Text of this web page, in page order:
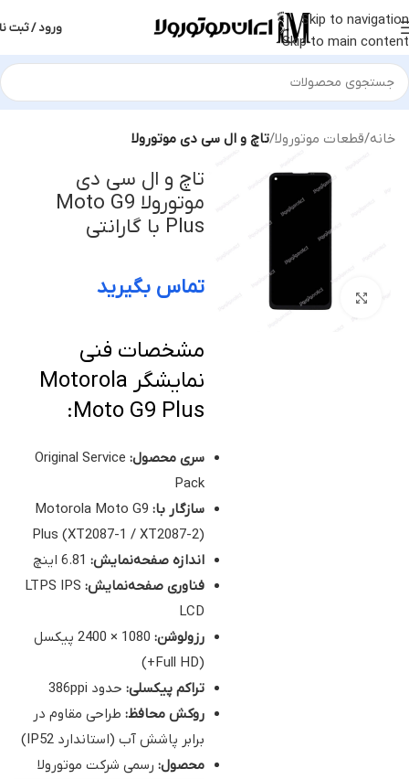
Skip to navigation
Skip to main content
ورود / ثبت
خانه قطعات موتورولا تاچ و ال سی دی موتورولا
بزرگنمایی تصویر
تاچ و ال سی دی
موتورولا Moto G9
Plus با گارانتی
تماس بگیرید
مشخصات فنی
نمایشگر Motorola
Moto G9 Plus:
سری محصول: Original Service
Pack
سازگار با: Motorola Moto G9
Plus (XT2087-1 / XT2087-2)
اندازه صفحه‌نمایش:6.81 اینچ
فناوری صفحه‌نمایش: LTPS IPS
LCD
رزولوشن:
1080 × 2400 پیکسل
(Full HD+)
تراکم پیکسلی:حدود 386ppi
روکش محافظ:طراحی مقاوم در
برابر پاشش آب (استاندارد IP52)
محصول:رسمی شرکت موتورولا